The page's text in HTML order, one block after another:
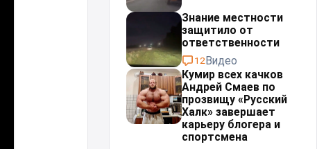
Знание местности
защитило от
ответственности
12Видео
Кумир всех качков
Андрей Смаев по
прозвищу «Русский
Халк» завершает
карьеру блогера и
спортсмена